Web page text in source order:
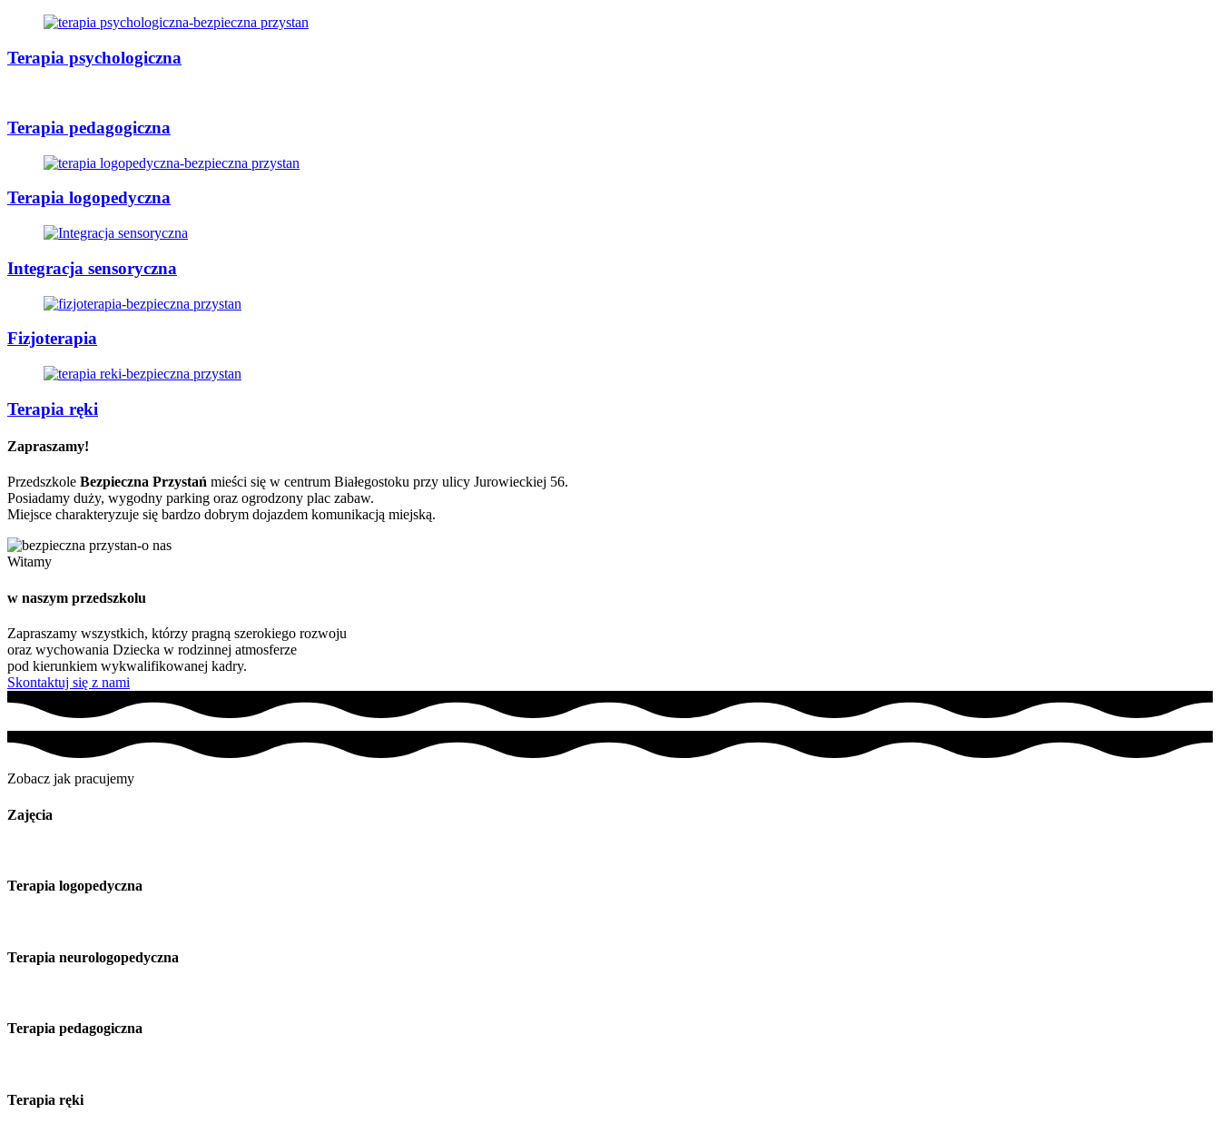
Terapia psychologiczna
Terapia pedagogiczna
Terapia logopedyczna
Integracja sensoryczna
Fizjoterapia
Terapia ręki
Zapraszamy!
Przedszkole Bezpieczna Przystań mieści się w centrum Białegostoku przy ulicy Jurowieckiej 56.
Posiadamy duży, wygodny parking oraz ogrodzony plac zabaw.
Miejsce charakteryzuje się bardzo dobrym dojazdem komunikacją miejską.
Witamy
w naszym przedszkolu
Zapraszamy wszystkich, którzy pragną szerokiego rozwoju
oraz wychowania Dziecka w rodzinnej atmosferze
pod kierunkiem wykwalifikowanej kadry.
Skontaktuj się z nami
Zobacz jak pracujemy
Zajęcia
Terapia logopedyczna
Terapia neurologopedyczna
Terapia pedagogiczna
Terapia ręki